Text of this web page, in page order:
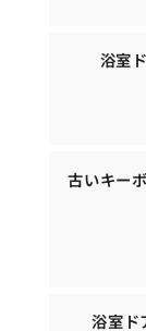
浴室
古いキー
浴室ド